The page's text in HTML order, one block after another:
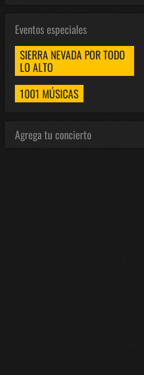
Eventos especiales
SIERRA NEVADA POR TODO
LO ALTO
1001 MÚSICAS
Agrega tu concierto